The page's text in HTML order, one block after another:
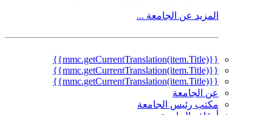
المزيد عن الجامعة ...
{{mmc.getCurrentTranslation(item.Title)}}
{{mmc.getCurrentTranslation(item.Title)}}
{{mmc.getCurrentTranslation(item.Title)}}
عن الجامعة
مكتب رئيس الجامعة